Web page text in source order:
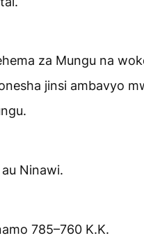
za Mungu na
jinsi ambavyo
Ninawi.
785–760 K.K.